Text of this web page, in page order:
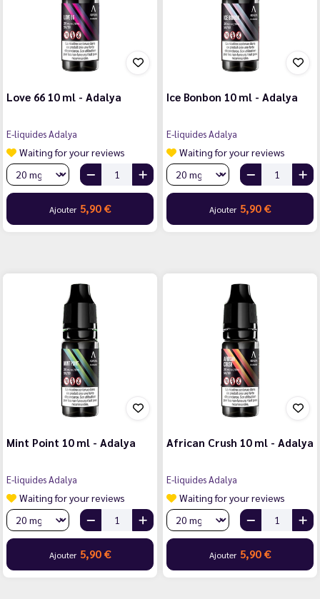
Love 66 10 ml - Adalya
E-liquides Adalya
Waiting for your reviews
Ajouter 5,90 €
Ice Bonbon 10 ml - Adalya
E-liquides Adalya
Waiting for your reviews
Ajouter 5,90 €
Mint Point 10 ml - Adalya
E-liquides Adalya
Waiting for your reviews
Ajouter 5,90 €
African Crush 10 ml - Adalya
E-liquides Adalya
Waiting for your reviews
Ajouter 5,90 €